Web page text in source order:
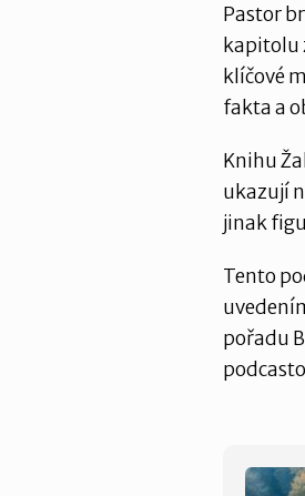
Pastor
kapitolu
klíčové
fakta a
Knihu
ukazují
jinak
Tento
pořadu